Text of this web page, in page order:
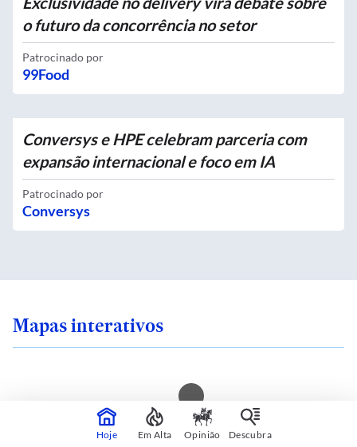
o futuro da concorrência no setor
Patrocinado por
99Food
Conversys e HPE celebram parceria com
expansão internacional e foco em IA
Patrocinado por
Conversys
Mapas interativos
seguro onde
Você mora em uma
Hoje Em Alta Opinião Descubra